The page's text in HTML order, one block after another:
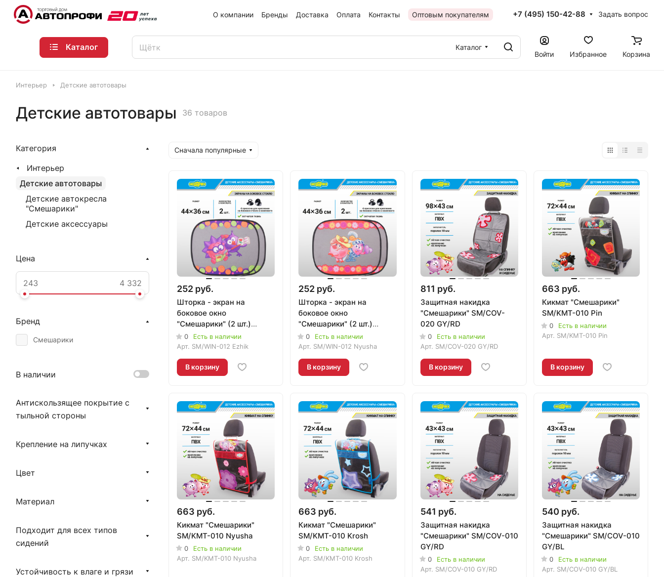
О компании Бренды Доставка Оплата Контакты Оптовым покупателям +7 (495) 150-42-88 Задать вопрос
Каталог
Каталог
Войти
Избранное Корзина
Интерьер Детские автотовары
Детские автотовары 36 товаров
Сначала популярные
252 руб.
Шторка - экран на
боковое окно
"Смешарики" (2 шт.)
SM/WIN-012 Ezhik
0
Есть в наличии
Арт. SM/WIN-012 Ezhik
В корзину
252 руб.
Шторка - экран на
боковое окно
"Смешарики" (2 шт.)
SM/WIN-012 Nyusha
0
Есть в наличии
Арт. SM/WIN-012 Nyusha
В корзину
811 руб.
Защитная накидка
"Смешарики" SM/COV-
020 GY/RD
0
Есть в наличии
Арт. SM/COV-020 GY/RD
В корзину
663 руб.
Кикмат "Смешарики"
SM/KMT-010 Pin
0
Есть в наличии
Арт. SM/KMT-010 Pin
В корзину
663 руб.
Кикмат "Смешарики"
SM/KMT-010 Nyusha
0
Есть в наличии
Арт. SM/KMT-010 Nyusha
663 руб.
Кикмат "Смешарики"
SM/KMT-010 Krosh
0
Есть в наличии
Арт. SM/KMT-010 Krosh
541 руб.
Защитная накидка
"Смешарики" SM/COV-010
GY/RD
0
Есть в наличии
Арт. SM/COV-010 GY/RD
540 руб.
Защитная накидка
"Смешарики" SM/COV-010
GY/BL
0
Есть в наличии
Арт. SM/COV-010 GY/BL
Категория
Интерьер
Детские автотовары
Детские автокресла
"Смешарики"
Детские аксессуары
Цена
Бренд
Смешарики
В наличии
Антискользящее покрытие с
тыльной стороны
Крепление на липучках
Цвет
Материал
Подходит для всех типов
сидений
Устойчивость к влаге и грязи